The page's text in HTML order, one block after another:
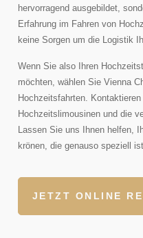
hervorragend ausgebildet,
Erfahrung im Fahren von
keine Sorgen um die Logistik
Wenn Sie also Ihren
möchten, wählen Sie Vienna
Hochzeitsfahrten.
Hochzeitslimousinen und die
Lassen Sie uns Ihnen helfen,
krönen, die genauso speziell
JETZT ONLINE